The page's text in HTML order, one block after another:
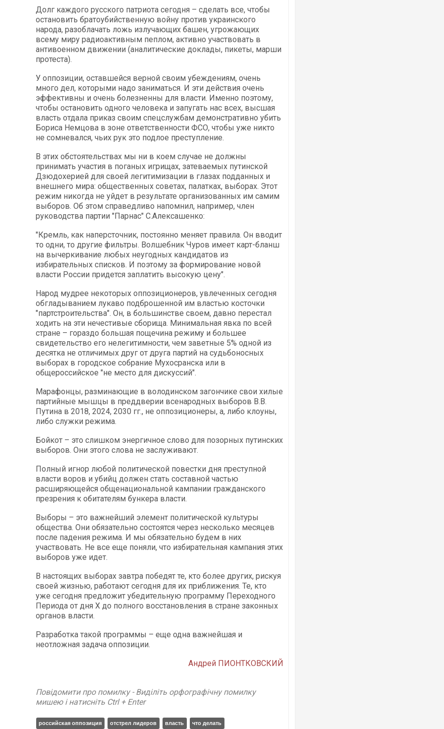
Долг каждого русского патриота сегодня – сделать все, чтобы
остановить братоубийственную войну против украинского
народа, разоблачать ложь излучающих башен, угрожающих
всему миру радиоактивным пеплом, активно участвовать в
антивоенном движении (аналитические доклады, пикеты, марши
протеста).
У оппозиции, оставшейся верной своим убеждениям, очень
много дел, которыми надо заниматься. И эти действия очень
эффективны и очень болезненны для власти. Именно поэтому,
чтобы остановить одного человека и запугать нас всех, высшая
власть отдала приказ своим спецслужбам демонстративно убить
Бориса Немцова в зоне ответственности ФСО, чтобы уже никто
не сомневался, чьих рук это подлое преступление.
В этих обстоятельствах мы ни в коем случае не должны
принимать участия в поганых игрищах, затеваемых путинской
Дзюдохерией для своей легитимизации в глазах подданных и
внешнего мира: общественных советах, палатках, выборах. Этот
режим никогда не уйдет в результате организованных им самим
выборов. Об этом справедливо напомнил, например, член
руководства партии "Парнас" С.Алексашенко:
"Кремль, как наперсточник, постоянно меняет правила. Он вводит
то одни, то другие фильтры. Волшебник Чуров имеет карт-бланш
на вычеркивание любых неугодных кандидатов из
избирательных списков. И поэтому за формирование новой
власти России придется заплатить высокую цену".
Народ мудрее некоторых оппозиционеров, увлеченных сегодня
обгладыванием лукаво подброшенной им властью косточки
"партстроительства". Он, в большинстве своем, давно перестал
ходить на эти нечестивые сборища. Минимальная явка по всей
стране – гораздо большая пощечина режиму и большее
свидетельство его нелегитимности, чем заветные 5% одной из
десятка не отличимых друг от друга партий на судьбоносных
выборах в городское собрание Мухосранска или в
общероссийское "не место для дискуссий".
Марафонцы, разминающие в володинском загончике свои хилые
партийные мышцы в преддверии всенародных выборов В.В.
Путина в 2018, 2024, 2030 гг., не оппозиционеры, а, либо клоуны,
либо служки режима.
Бойкот – это слишком энергичное слово для позорных путинских
выборов. Они этого слова не заслуживают.
Полный игнор любой политической повестки дня преступной
власти воров и убийц должен стать составной частью
расширяющейся общенациональной кампании гражданского
презрения к обитателям бункера власти.
Выборы – это важнейший элемент политической культуры
общества. Они обязательно состоятся через несколько месяцев
после падения режима. И мы обязательно будем в них
участвовать. Не все еще поняли, что избирательная кампания этих
выборов уже идет.
В настоящих выборах завтра победят те, кто более других, рискуя
своей жизнью, работают сегодня для их приближения. Те, кто
уже сегодня предложит убедительную программу Переходного
Периода от дня Х до полного восстановления в стране законных
органов власти.
Разработка такой программы – еще одна важнейшая и
неотложная задача оппозиции.
Андрей ПИОНТКОВСКИЙ
Повідомити про помилку - Виділіть орфографічну помилку
мишею і натисніть Ctrl + Enter
российская оппозиция отстрел лидеров власть что делать